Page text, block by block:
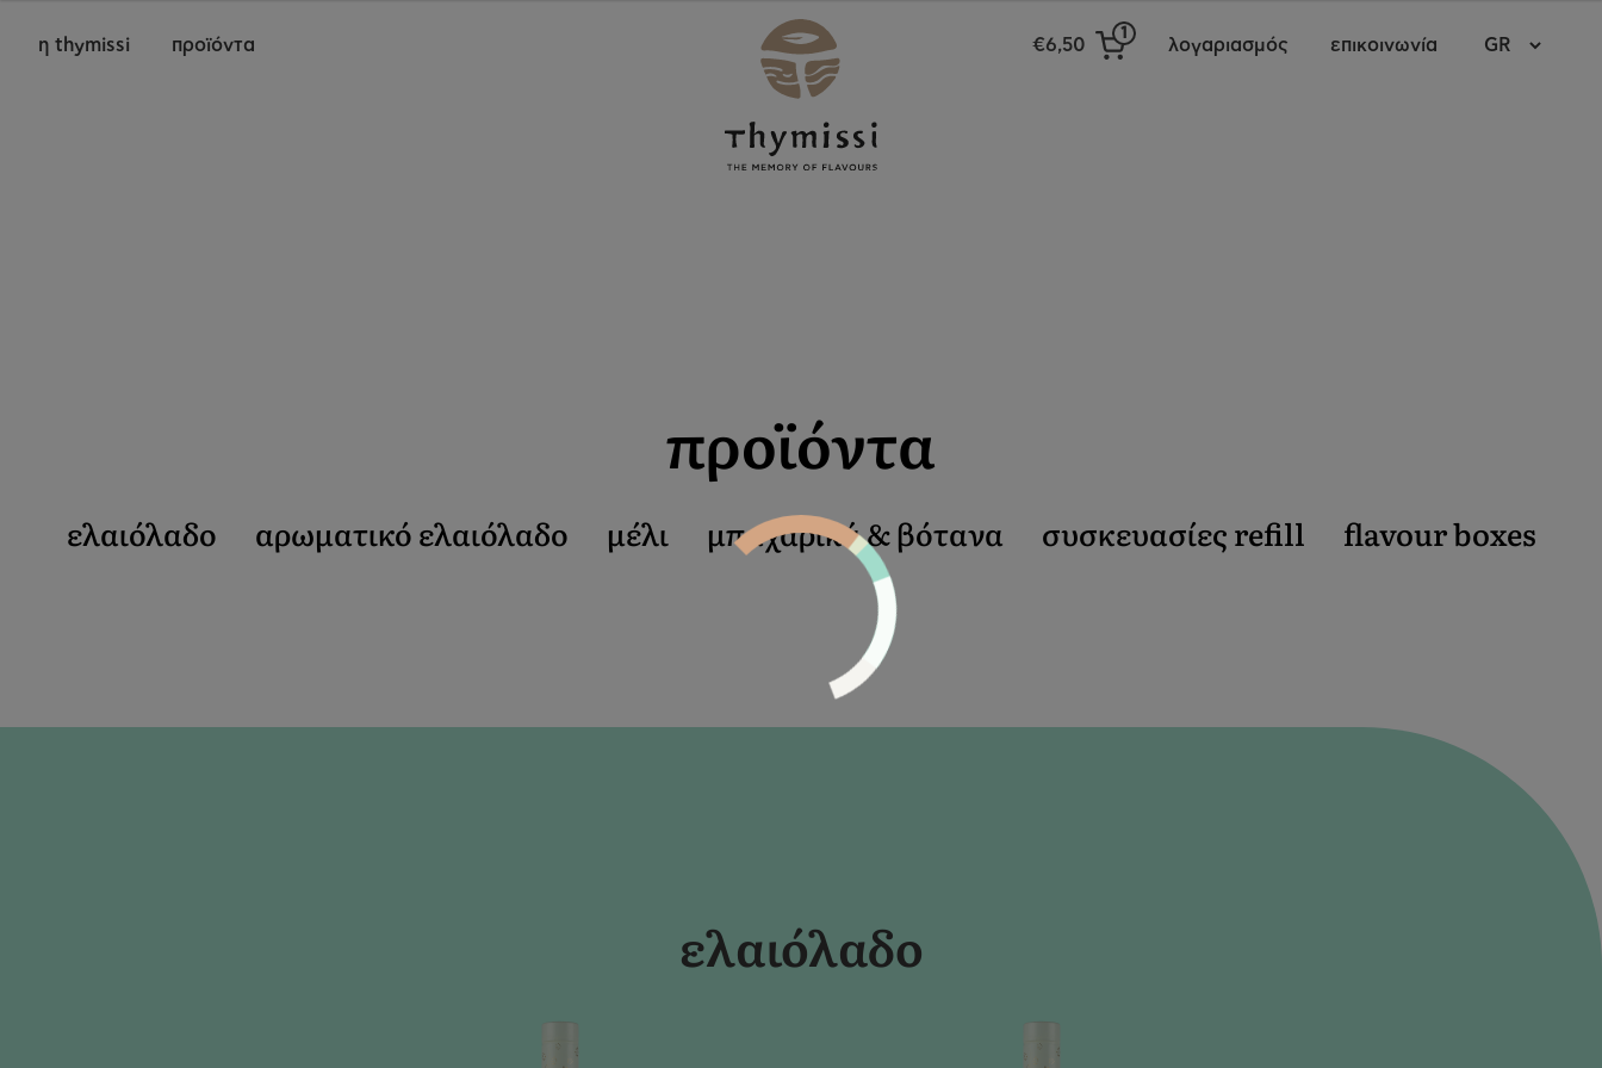
η thymissi προϊόντα €6,50
1
λογαριασμός επικοινωνία
προϊόντα
ελαιόλαδο αρωματικό ελαιόλαδο μέλι μπαχαρικά & βότανα συσκευασίες refill flavour boxes
ελαιόλαδο